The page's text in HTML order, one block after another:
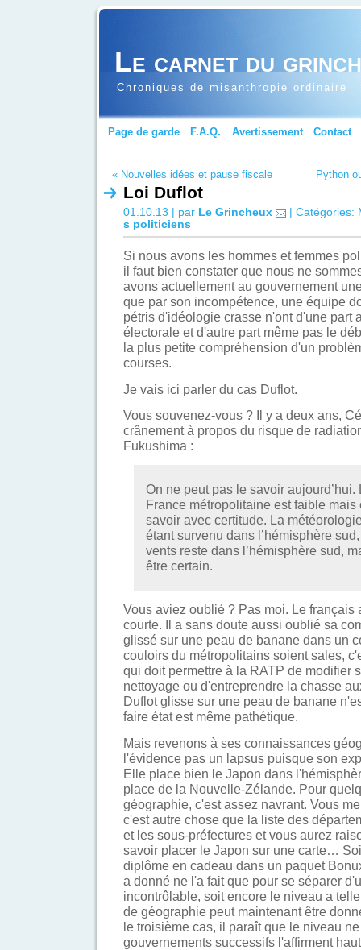
Le carnet du
Chroniques de misanthropie ordinaire
Page de garde F.A.Q. Avertissement Contact
« Nouvelles idées et pause fiscale Python
Loi Duflot
01.10.13 | par Le Grincheux | Catégories:
s politiciens
Si nous avons les hommes et femmes
il faut bien constater que nous ne
avons actuellement au gouvernement
que par son incompétence, une équipe
pétris d'idéologie crasse n'ont d'une part
électorale et d'autre part même pas le
la plus petite compréhension d'un
courses.
Je vais ici parler du cas Duflot.
Vous souvenez-vous ? Il y a deux ans,
crânement à propos du risque de
Fukushima :
On ne peut pas le savoir
France métropolitaine est faible mais
savoir avec certitude. La
étant survenu dans l’hémisphère
vents reste dans l’hémisphère sud,
être certain.
Vous aviez oublié ? Pas moi. Le français
courte. Il a sans doute aussi oublié sa
glissé sur une peau de banane dans un
couloirs du métropolitains soient sales,
qui doit permettre à la RATP de modifier
nettoyage ou d'entreprendre la chasse
Duflot glisse sur une peau de banane
faire état est même pathétique.
Mais revenons à ses connaissances
l'évidence pas un lapsus puisque son
Elle place bien le Japon dans
place de la Nouvelle-Zélande. Pour
géographie, c'est assez navrant. Vous
c'est autre chose que la liste des
et les sous-préfectures et vous aurez
savoir placer le Japon sur une carte…
diplôme en cadeau dans un paquet
a donné ne l'a fait que pour se séparer
incontrôlable, soit encore le niveau a
de géographie peut maintenant être
le troisième cas, il paraît que le niveau
gouvernements successifs l'affirment